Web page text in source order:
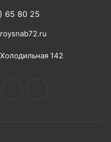
65 80 25
142